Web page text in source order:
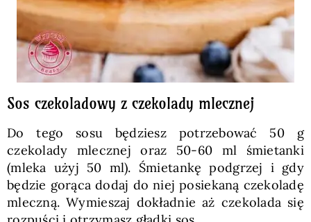
Sos czekoladowy z czekolady mlecznej
Do tego sosu będziesz potrzebować 50 g
czekolady mlecznej oraz 50-60 ml śmietanki
(mleka użyj 50 ml). Śmietankę podgrzej i gdy
będzie gorąca dodaj do niej posiekaną czekoladę
mleczną. Wymieszaj dokładnie aż czekolada się